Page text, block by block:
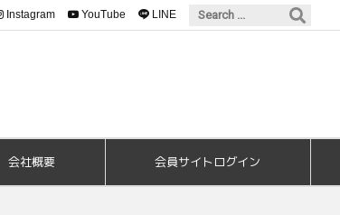
会社概要 会員サイトログイン
Instagram YouTube LINE